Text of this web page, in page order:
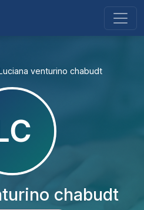
venturino chabudt
chabudt